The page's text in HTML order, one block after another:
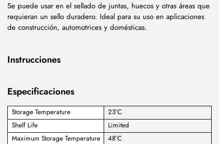
Se puede usar en el sellado de juntas, huecos y otras áreas que
requieran un sello duradero. Ideal para su uso en aplicaciones
de construcción, automotrices y domésticas.
Instrucciones
Especificaciones
Storage Temperature
23°C
Shelf Life
Limited
Maximum Storage Temperature
48°C